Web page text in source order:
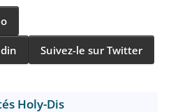
Suivez-le sur Twitter
Holy-Dis